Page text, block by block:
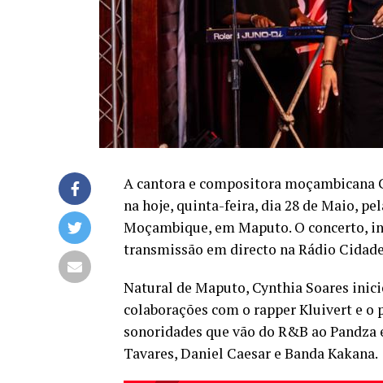
A cantora e compositora moçambicana
na hoje, quinta-feira, dia 28 de Maio,
Moçambique, em Maputo. O concerto,
transmissão em directo na Rádio
Natural de Maputo, Cynthia Soares
colaborações com o rapper Kluivert e
sonoridades que vão do R&B ao
Tavares, Daniel Caesar e Banda Kakana.